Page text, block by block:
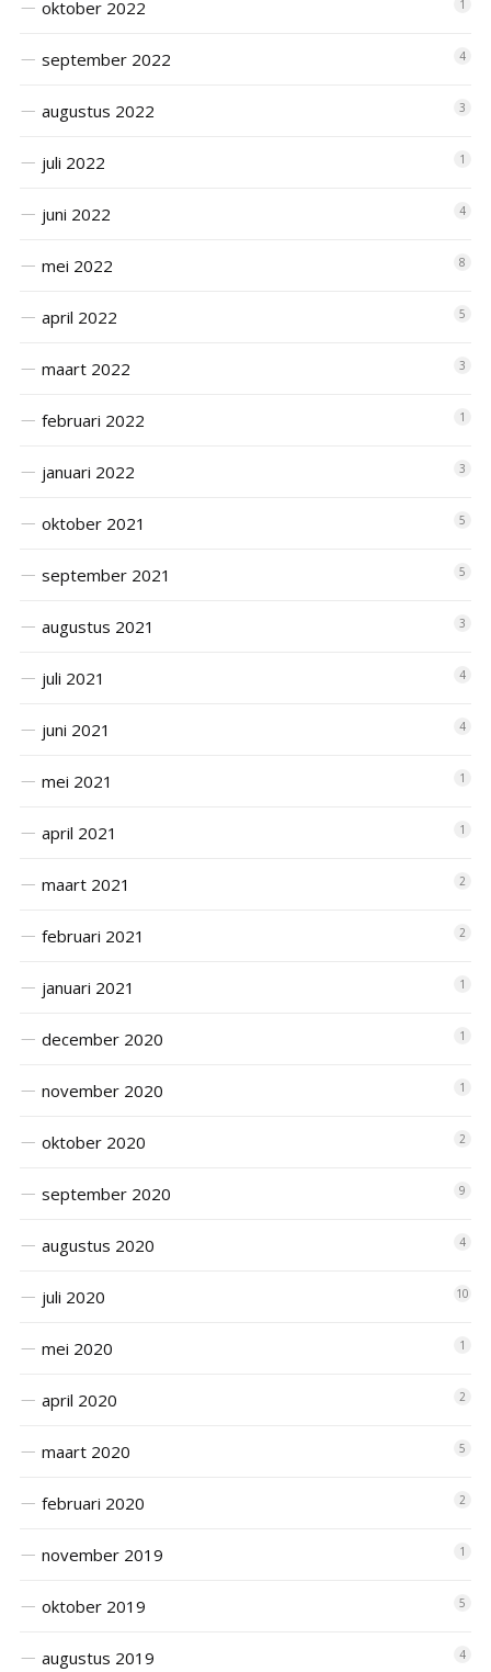
oktober 2022 1
september 2022 4
augustus 2022 3
juli 2022 1
juni 2022 4
mei 2022 8
april 2022 5
maart 2022 3
februari 2022 1
januari 2022 3
oktober 2021 5
september 2021 5
augustus 2021 3
juli 2021 4
juni 2021 4
mei 2021 1
april 2021 1
maart 2021 2
februari 2021 2
januari 2021 1
december 2020 1
november 2020 1
oktober 2020 2
september 2020 9
augustus 2020 4
juli 2020 10
mei 2020 1
april 2020 2
maart 2020 5
februari 2020 2
november 2019 1
oktober 2019 5
augustus 2019 4